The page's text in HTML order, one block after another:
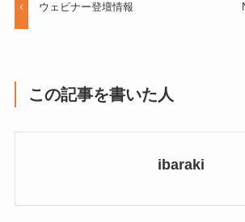
ウェビナー登壇情報
この記事を書いた人
ibaraki